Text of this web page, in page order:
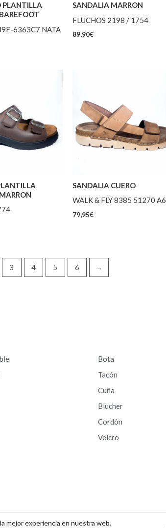
PLANTILLA
6363C7 NATA
SANDALIA MARRON
FLUCHOS 2198 / 1754
89,90€
SANDALIA CUERO
WALK & FLY 8385 51270 A6
79,95€
3 4 5 6 →
Bota
Tacón
Cuña
Blucher
Cordón
Velcro
mejor experiencia en nuestra web.